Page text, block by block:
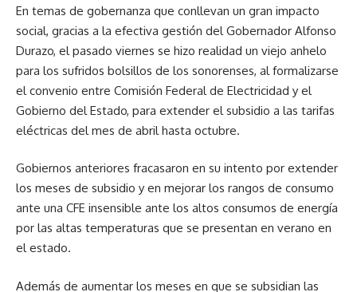
En temas de gobernanza que conllevan un gran impacto
social, gracias a la efectiva gestión del Gobernador Alfonso
Durazo, el pasado viernes se hizo realidad un viejo anhelo
para los sufridos bolsillos de los sonorenses, al formalizarse
el convenio entre Comisión Federal de Electricidad y el
Gobierno del Estado, para extender el subsidio a las tarifas
eléctricas del mes de abril hasta octubre.
Gobiernos anteriores fracasaron en su intento por extender
los meses de subsidio y en mejorar los rangos de consumo
ante una CFE insensible ante los altos consumos de energía
por las altas temperaturas que se presentan en verano en
el estado.
Además de aumentar los meses en que se subsidian las